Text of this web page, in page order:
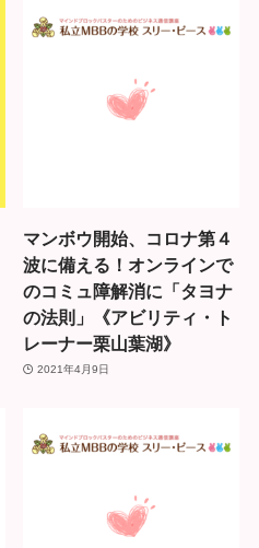
マンボウ開始、コロナ第４
波に備える！オンラインで
のコミュ障解消に「タヨナ
の法則」《アビリティ・ト
レーナー栗山葉湖》
2021年4月9日